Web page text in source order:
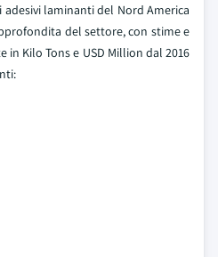
laminanti del Nord America
del settore, con stime e
Kilo Tons e USD Million dal 2016